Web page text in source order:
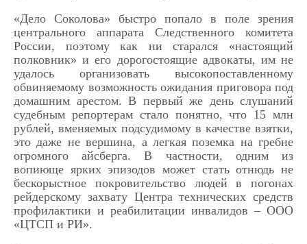
«Дело Соколова» быстро попало в поле зрения
центрального аппарата Следственного комитета
России, поэтому как ни старался «настоящий
полковник» и его дорогостоящие адвокаты, им не
удалось организовать высокопоставленному
обвиняемому возможность ожидания приговора под
домашним арестом. В первый же день слушаний
судебным репортерам стало понятно, что 15 млн
рублей, вменяемых подсудимому в качестве взятки,
это даже не вершина, а легкая поземка на гребне
огромного айсберга. В частности, одним из
вопиюще ярких эпизодов может стать отнюдь не
бескорыстное покровительство людей в погонах
рейдерскому захвату Центра технических средств
профилактики и реабилитации инвалидов – ООО
«ЦТСП и РИ».